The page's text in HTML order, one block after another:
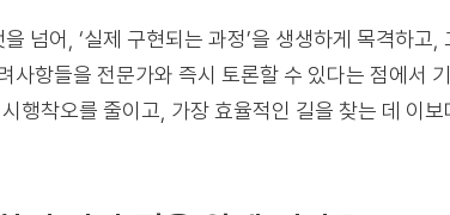
을 넘어, ‘실제 구현되는 과정’을 생생하게 목격하
사항들을 전문가와 즉시 토론할 수 있다는 점에서
행착오를 줄이고, 가장 효율적인 길을 찾는 데 이